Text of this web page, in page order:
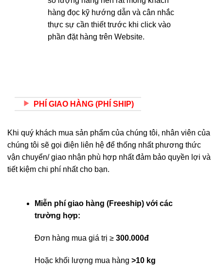
hàng đọc kỹ hướng dẫn và cân nhắc
thực sự cần thiết trước khi click vào
phần đặt hàng trên Website.
PHÍ GIAO HÀNG (PHÍ SHIP)
Khi quý khách mua sản phẩm của chúng tôi, nhân viên của
chúng tôi sẽ gọi điện liên hệ để thống nhất phương thức
vận chuyển/ giao nhận phù hợp nhất đảm bảo quyền lợi và
tiết kiệm chi phí nhất cho bạn.
Miễn phí giao hàng (Freeship) với các
trường hợp:
Đơn hàng mua giá trị ≥ 300.000đ
Hoặc khối lượng mua hàng >10 kg